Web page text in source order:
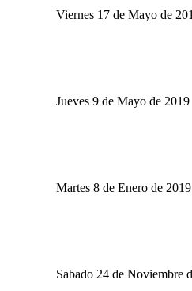
Viernes 17 de Mayo de
Jueves 9 de Mayo de 2019
Martes 8 de Enero de 2019
Sabado 24 de Noviembre